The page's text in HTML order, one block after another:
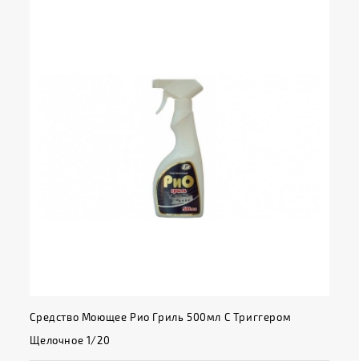
Средство Моющее Рио Гриль 500мл С Триггером
Щелочное 1/20